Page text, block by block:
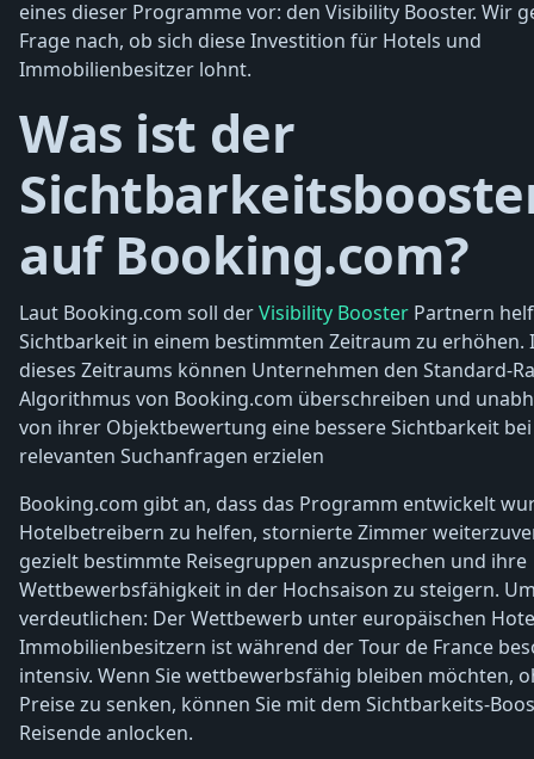
eines dieser Programme vor: den Visibility Booster. Wir
Frage nach, ob sich diese Investition für Hotels und
Immobilienbesitzer lohnt.
Was ist der
auf Booking.com?
Laut Booking.com soll derVisibility Booster Partnern
Sichtbarkeit in einem bestimmten Zeitraum zu erhöhen.
dieses Zeitraums können Unternehmen den Standard-
Algorithmus von Booking.com überschreiben und
von ihrer Objektbewertung eine bessere Sichtbarkeit bei
relevanten Suchanfragen erzielen
Booking.com gibt an, dass das Programm entwickelt
Hotelbetreibern zu helfen, stornierte Zimmer
gezielt bestimmte Reisegruppen anzusprechen und ihre
Wettbewerbsfähigkeit in der Hochsaison zu steigern.
verdeutlichen: Der Wettbewerb unter europäischen
Immobilienbesitzern ist während der Tour de France
intensiv. Wenn Sie wettbewerbsfähig bleiben möchten,
Preise zu senken, können Sie mit dem Sichtbarkeits-
Reisende anlocken.